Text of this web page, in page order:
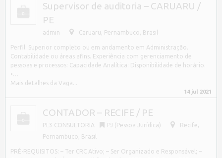
Supervisor de auditoria – CARUARU /
PE
admin Caruaru Pernambuco, Brasil
Perfil: Superior completo ou em andamento em Administração.
Contabilidade ou áreas afins. Experiência com gerenciamento de
pessoas e processos: Capacidade Analítica: Disponibilidade de horário.
•…
Mais detalhes da Vaga...
14 jul 2021
CONTADOR – RECIFE / PE
PL3 CONSULTORIA PJ (Pessoa Jurídica) Recife
Pernambuco, Brasil
PRÉ-REQUISITOS: – Ter CRC Ativo; – Ser Organizado e Responsável; –